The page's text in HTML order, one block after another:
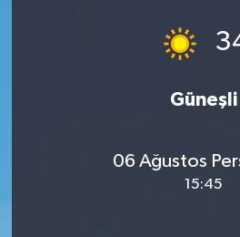
Güneşli
06 Ağustos
15:45